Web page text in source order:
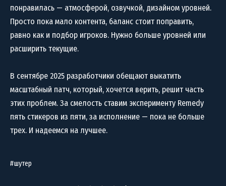
понравилась — атмосферой, озвучкой, дизайном уровней.
Просто пока мало контента, баланс стоит поправить,
равно как и подбор игроков. Нужно больше уровней или
расширить текущие.
В сентябре 2025 разработчики обещают выкатить
масштабный патч, который, хочется верить, решит часть
этих проблем. За смелость ставим эксперименту Remedy
пять стикеров из пяти, за исполнение — пока не больше
трех. И надеемся на лучшее.
шутер